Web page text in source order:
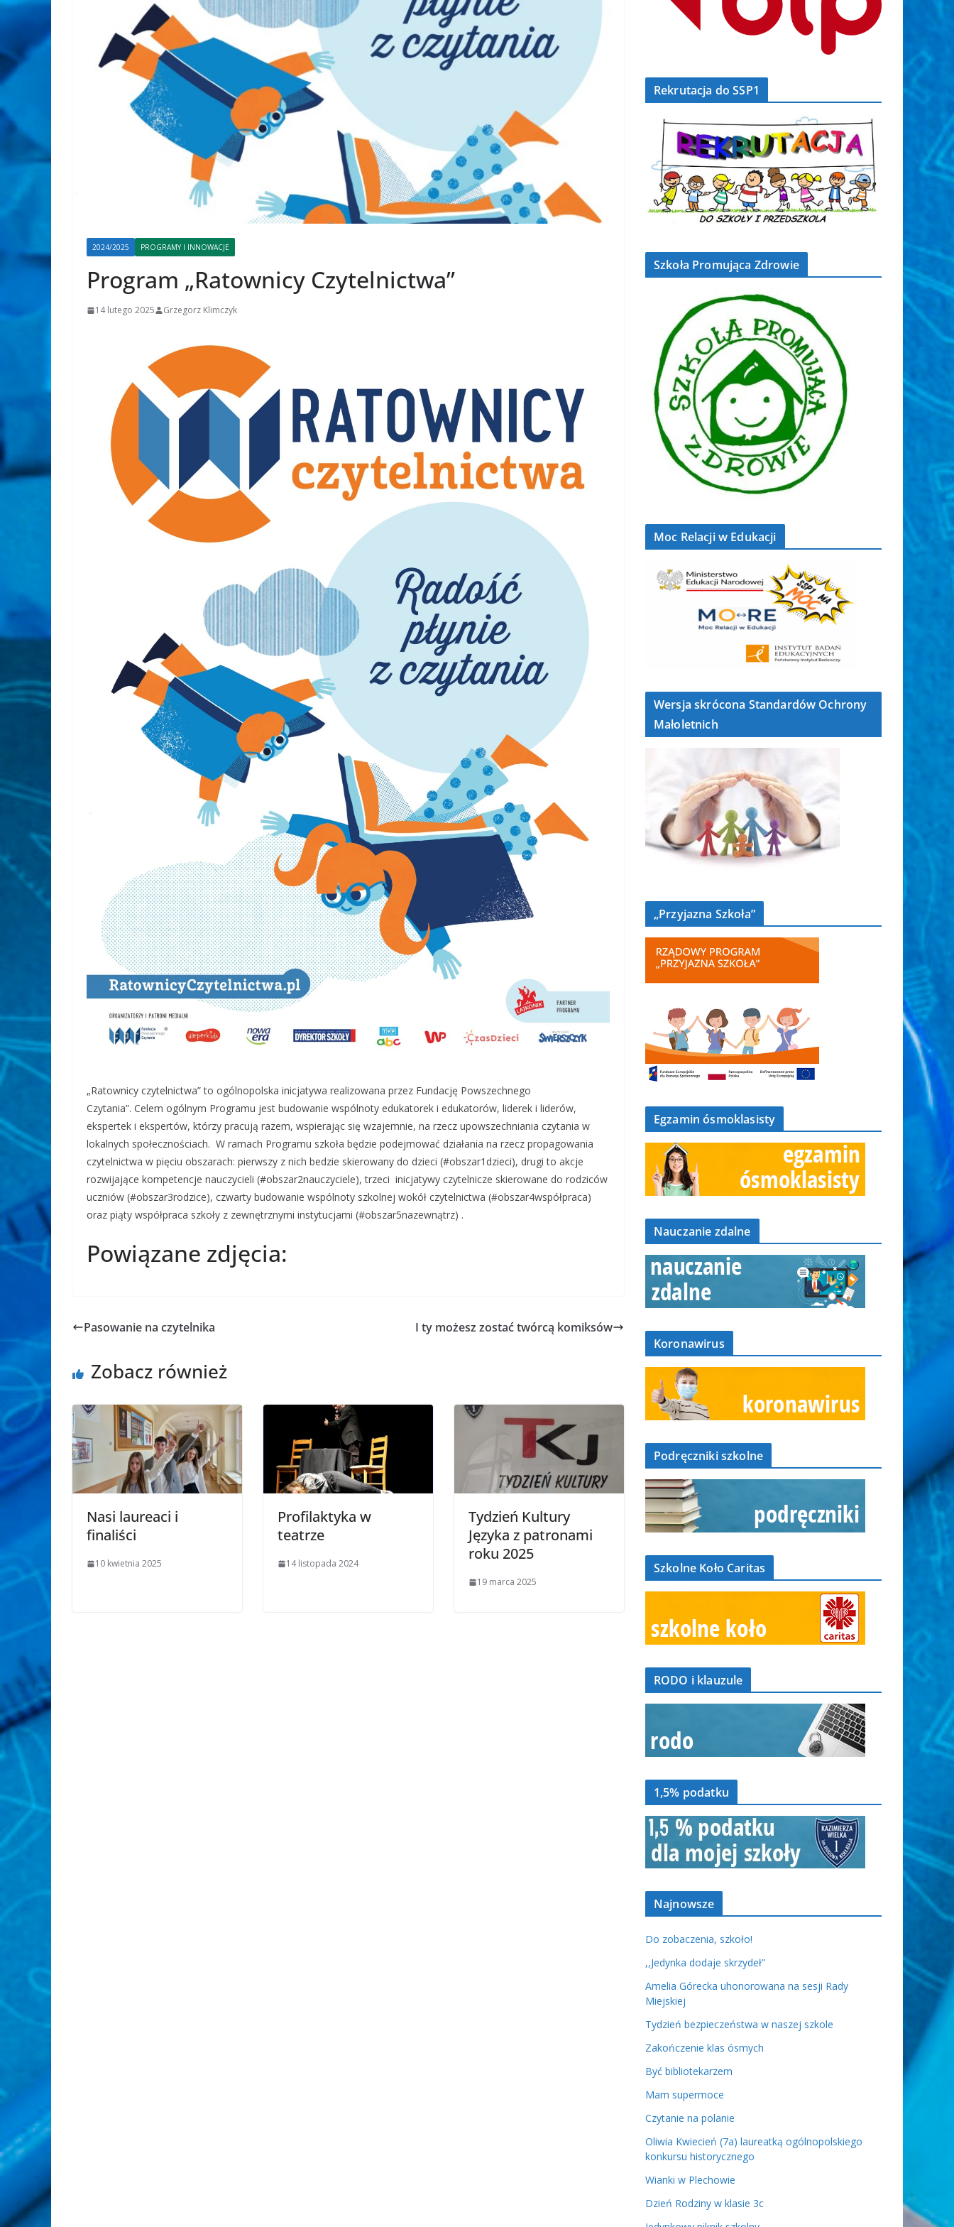
2024/2025 PROGRAMY I INNOWACJE
Program „Ratownicy Czytelnictwa”
14 lutego 2025 Grzegorz Klimczyk
„Ratownicy czytelnictwa” to ogólnopolska inicjatywa realizowana przez Fundację Powszechnego
Czytania”. Celem ogólnym Programu jest budowanie wspólnoty edukatorek i edukatorów, liderek i liderów,
ekspertek i ekspertów, którzy pracują razem, wspierając się wzajemnie, na rzecz upowszechniania czytania w
lokalnych społecznościach. W ramach Programu szkoła będzie podejmować działania na rzecz propagowania
czytelnictwa w pięciu obszarach: pierwszy z nich bedzie skierowany do dzieci (#obszar1dzieci), drugi to akcje
rozwijające kompetencje nauczycieli (#obszar2nauczyciele), trzeci inicjatywy czytelnicze skierowane do rodziców
uczniów (#obszar3rodzice), czwarty budowanie wspólnoty szkolnej wokół czytelnictwa (#obszar4współpraca)
oraz piąty współpraca szkoły z zewnętrznymi instytucjami (#obszar5nazewnątrz) .
Powiązane zdjęcia:
Pasowanie na czytelnika I ty możesz zostać twórcą komiksów
Zobacz również
Nasi laureaci i
finaliści
10 kwietnia 2025
Profilaktyka w
teatrze
14 listopada 2024
Tydzień Kultury
Języka z patronami
roku 2025
19 marca 2025
Rekrutacja do SSP1
Szkoła Promująca Zdrowie
Moc Relacji w Edukacji
Wersja skrócona Standardów Ochrony
Małoletnich
„Przyjazna Szkoła”
Egzamin ósmoklasisty
Nauczanie zdalne
Koronawirus
Podręczniki szkolne
Szkolne Koło Caritas
RODO i klauzule
1,5% podatku
Najnowsze
Do zobaczenia, szkoło!
,,Jedynka dodaje skrzydeł”
Amelia Górecka uhonorowana na sesji Rady
Miejskiej
Tydzień bezpieczeństwa w naszej szkole
Zakończenie klas ósmych
Być bibliotekarzem
Mam supermoce
Czytanie na polanie
Oliwia Kwiecień (7a) laureatką ogólnopolskiego
konkursu historycznego
Wianki w Plechowie
Dzień Rodziny w klasie 3c